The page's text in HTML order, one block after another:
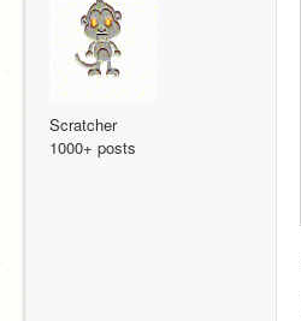
Scratcher
1000+ posts